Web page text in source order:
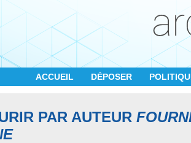
ACCUEIL DÉPOSER
PAR AUTEUR